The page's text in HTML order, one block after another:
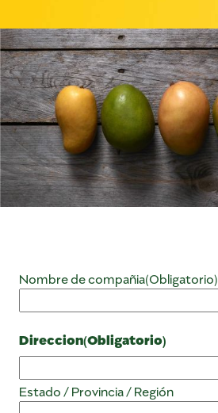
Nombre de compañia(Obligatorio)
Direccion(Obligatorio)
Estado / Provincia / Región